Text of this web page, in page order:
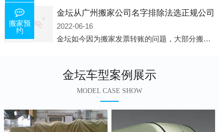
金坛从广州搬家公司名字排除法选正规公司
2022-06-16
金坛如今因为搬家发票转账的问题，大部分搬家公司都已经注册了营业执照，早5年前基本上所谓的搬家公司都是无注册状态也就是无照营业，由于企业注册量大增所以各种企业信息展示平台如雨后春笋般遍地开花，如：天眼查，企
金坛车型案例展示
MODEL CASE SHOW
搬家预
约